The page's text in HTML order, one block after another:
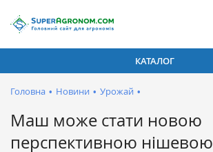
КАТАЛОГ
Головна • Новини • Урожай •
Маш може стати новою
перспективною нішевою